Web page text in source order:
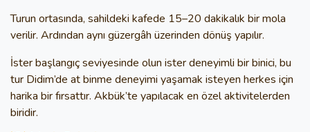
Turun ortasında, sahildeki kafede 15–20 dakikalık bir mola
verilir. Ardından aynı güzergâh üzerinden dönüş yapılır.
İster başlangıç seviyesinde olun ister deneyimli bir binici, bu
tur Didim’de at binme deneyimi yaşamak isteyen herkes için
harika bir fırsattır. Akbük’te yapılacak en özel aktivitelerden
biridir.